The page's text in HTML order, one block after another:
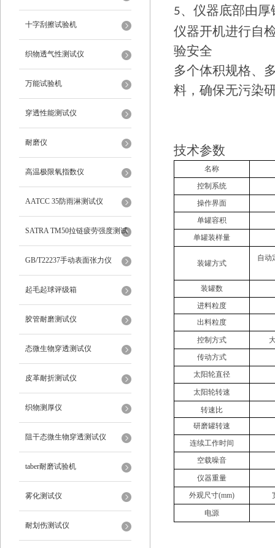
十字刮擦试验机
织物透气性测试仪
万能试验机
穿透性能测试仪
耐磨仪
高温极限氧指数仪
AATCC 35防雨淋测试仪
SATRA TM50拉链疲劳强度测试
仪
GB/T22237手动表面张力仪
起毛起球评级箱
胶管耐磨测试仪
态微生物穿透测试仪
皮革耐折测试仪
织物测厚仪
阻干态微生物穿透测试仪
taber耐磨试验机
雾化测试仪
耐划伤测试仪
5、仪器底部由
仪器开机进行自
验安全
多个体积规格、
料，确保无污染
技术参数
名称
控制系统
操作界面
单罐容积
单罐装样量
装罐方式
自动
装罐数
进料粒度
出料粒度
控制方式
传动方式
太阳轮直径
太阳轮转速
转速比
研磨罐转速
连续工作时间
空载噪音
仪器重量
外观尺寸(mm)
电源